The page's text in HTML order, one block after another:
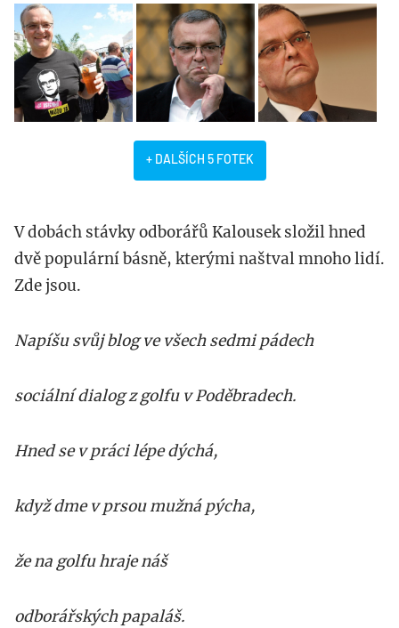
+ DALŠÍCH 5 FOTEK
V dobách stávky odborářů Kalousek složil hned
dvě populární básně, kterými naštval mnoho lidí.
Zde jsou.
Napíšu svůj blog ve všech sedmi pádech
sociální dialog z golfu v Poděbradech.
Hned se v práci lépe dýchá,
když dme v prsou mužná pýcha,
že na golfu hraje náš
odborářských papaláš.